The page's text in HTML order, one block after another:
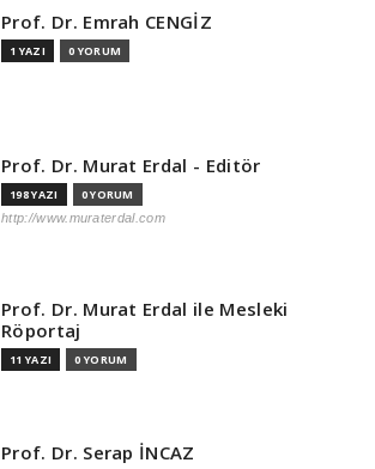
Prof. Dr. Emrah CENGİZ
1 YAZI 0 YORUM
Prof. Dr. Murat Erdal - Editör
198 YAZI 0 YORUM
http://www.muraterdal.com
Prof. Dr. Murat Erdal ile Mesleki
Röportaj
11 YAZI 0 YORUM
Prof. Dr. Serap İNCAZ